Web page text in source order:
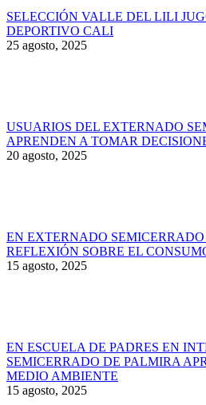
SELECCIÓN VALLE DEL LILI
DEPORTIVO CALI
25 agosto, 2025
USUARIOS DEL EXTERNADO
APRENDEN A TOMAR
20 agosto, 2025
EN EXTERNADO
REFLEXIÓN SOBRE EL
15 agosto, 2025
EN ESCUELA DE PADRES EN
SEMICERRADO DE PALMIRA
MEDIO AMBIENTE
15 agosto, 2025